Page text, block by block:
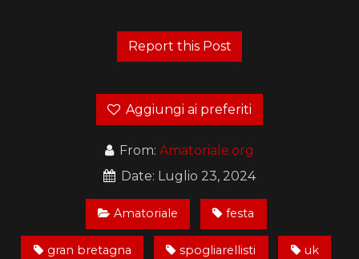
Aggiungi ai preferiti
From: Amatoriale.org
Date: Luglio 23, 2024
Amatoriale festa
gran bretagna spogliarellisti uk